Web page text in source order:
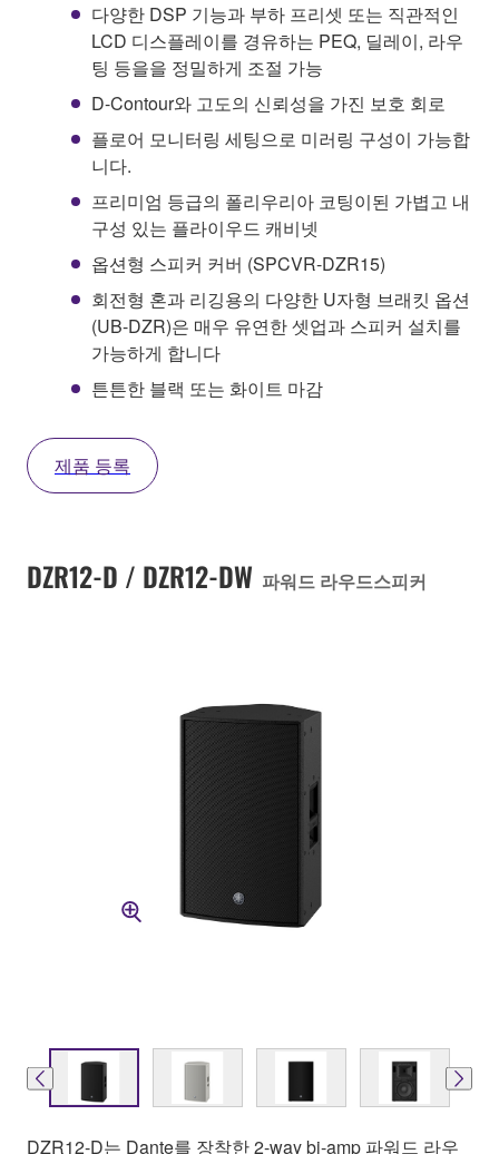
다양한 DSP 기능과 부하 프리셋 또는 직관적인
LCD 디스플레이를 경유하는 PEQ, 딜레이, 라우
팅 등을을 정밀하게 조절 가능
D-Contour와 고도의 신뢰성을 가진 보호 회로
플로어 모니터링 세팅으로 미러링 구성이 가능합
니다.
프리미엄 등급의 폴리우리아 코팅이된 가볍고 내
구성 있는 플라이우드 캐비넷
옵션형 스피커 커버 (SPCVR-DZR15)
회전형 혼과 리깅용의 다양한 U자형 브래킷 옵션
(UB-DZR)은 매우 유연한 셋업과 스피커 설치를
가능하게 합니다
튼튼한 블랙 또는 화이트 마감
제품 등록
DZR12-D / DZR12-DW 파워드 라우드스피커
DZR12-D는 Dante를 장착한 2-way bi-amp 파워드 라우